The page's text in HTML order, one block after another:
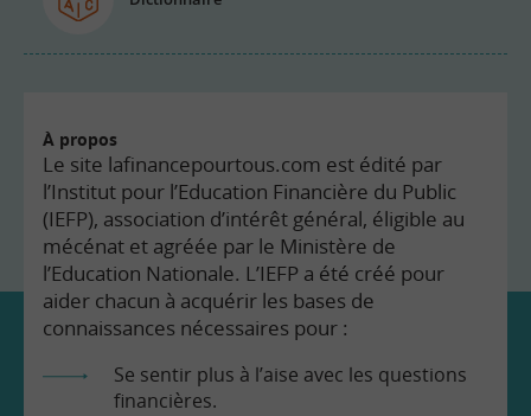
À propos
Le site lafinancepourtous.com est édité par
l’Institut pour l’Education Financière du Public
(IEFP), association d’intérêt général, éligible au
mécénat et agréée par le Ministère de
l’Education Nationale. L’IEFP a été créé pour
aider chacun à acquérir les bases de
connaissances nécessaires pour :
Se sentir plus à l’aise avec les questions
financières.